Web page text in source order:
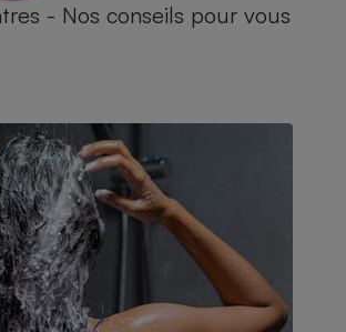
- Nos conseils pour vous